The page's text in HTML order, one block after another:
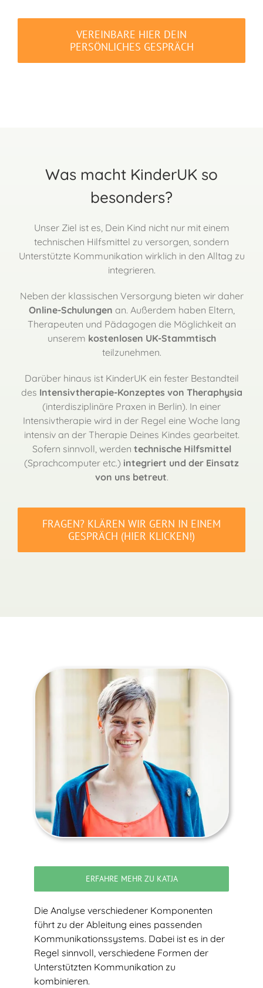
VEREINBARE HIER DEIN
PERSÖNLICHES GESPRÄCH
Was macht KinderUK so
besonders?
Unser Ziel ist es, Dein Kind nicht nur mit einem
technischen Hilfsmittel zu versorgen, sondern
Unterstützte Kommunikation wirklich in den Alltag zu
integrieren.
Neben der klassischen Versorgung bieten wir daher
Online-Schulungen an. Außerdem haben Eltern,
Therapeuten und Pädagogen die Möglichkeit an
unserem kostenlosen UK-Stammtisch
teilzunehmen.
Darüber hinaus ist KinderUK ein fester Bestandteil
des Intensivtherapie-Konzeptes von Theraphysia
(interdisziplinäre Praxen in Berlin). In einer
Intensivtherapie wird in der Regel eine Woche lang
intensiv an der Therapie Deines Kindes gearbeitet.
Sofern sinnvoll, werden technische Hilfsmittel
(Sprachcomputer etc.) integriert und der Einsatz
von uns betreut.
FRAGEN? KLÄREN WIR GERN IN EINEM
GESPRÄCH (HIER KLICKEN!)
ERFAHRE MEHR ZU KATJA
Die Analyse verschiedener Komponenten
führt zu der Ableitung eines passenden
Kommunikationssystems. Dabei ist es in der
Regel sinnvoll, verschiedene Formen der
Unterstützten Kommunikation zu
kombinieren.